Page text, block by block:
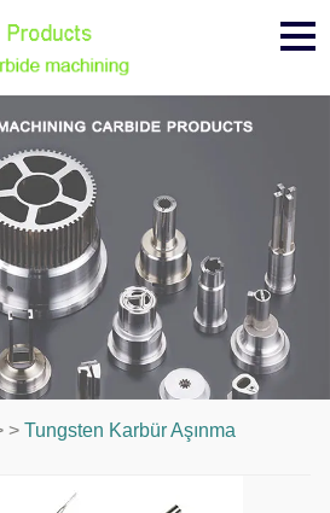
> Tungsten Karbür Aşınma